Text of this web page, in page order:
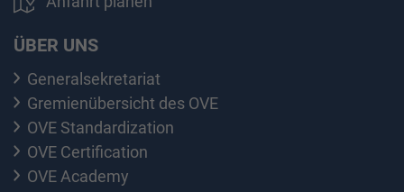
ÜBER UNS
Generalsekretariat
Gremienübersicht des OVE
OVE Standardization
OVE Certification
OVE Academy